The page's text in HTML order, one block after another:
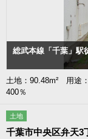
総武本線「千葉」駅
土地：90.48m² 用途
400％
土地
千葉市中央区弁天3